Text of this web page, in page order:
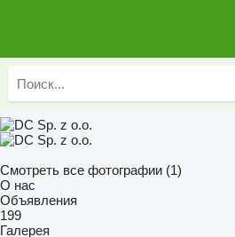
Смотреть все фотографии (1)
О нас
Объявления
199
Галерея